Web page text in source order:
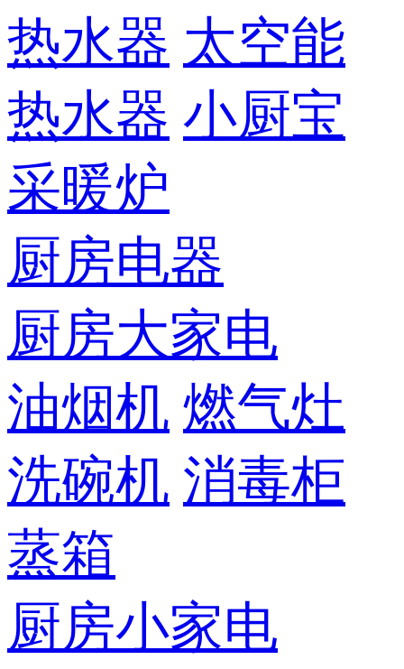
热水器 太空能
热水器 小厨宝
采暖炉
厨房电器
厨房大家电
油烟机 燃气灶
洗碗机 消毒柜
蒸箱
厨房小家电